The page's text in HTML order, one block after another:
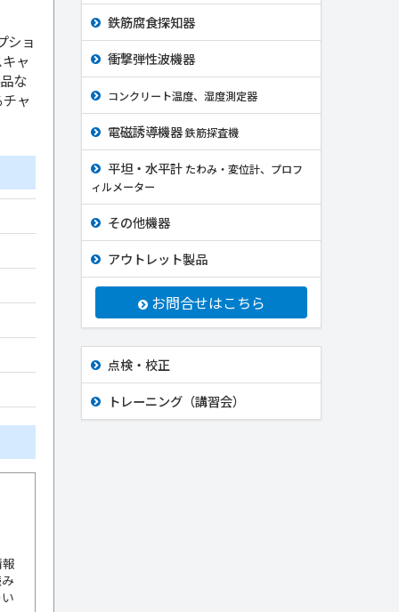
ショ
ャ
な
ャ
鉄筋腐食探知器
衝撃弾性波機器
コンクリート温度、湿度測定器
電磁誘導機器鉄筋探査機
平坦・水平計 たわみ・変位計、プロフ
ィルメーター
その他機器
アウトレット製品
お問合せはこちら
点検・校正
トレーニング（講習会）